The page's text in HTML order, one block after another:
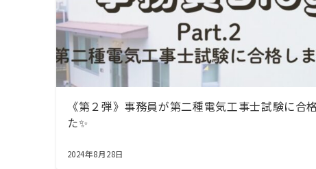
《第２弾》事務員が第二種電気工事士試験に合
た✨
2024年8月28日